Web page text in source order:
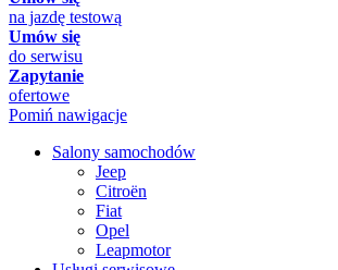
na jazdę testową
Umów się
do serwisu
Zapytanie
ofertowe
Pomiń nawigacje
Salony samochodów
Jeep
Citroën
Fiat
Opel
Leapmotor